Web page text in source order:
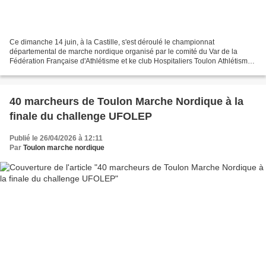
Ce dimanche 14 juin, à la Castille, s'est déroulé le championnat
départemental de marche nordique organisé par le comité du Var de la
Fédération Française d'Athlétisme et ke club Hospitaliers Toulon Athlétisme.
40 marcheurs de Toulon Marche Nordique à la
finale du challenge UFOLEP
Publié le 26/04/2026 à 12:11
Par Toulon marche nordique